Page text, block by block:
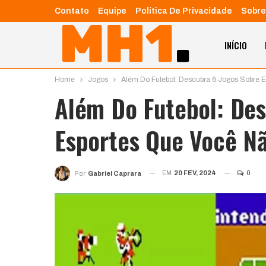
Contato Equipe Política De Privacidade Sobre
INÍCIO
Home Jogos Além Do Futebol: Descubra 6 Jogos Sobre
Além Do Futebol:
Esportes Que Você
Por Gabriel Caprara EM 20 FEV, 2024 0